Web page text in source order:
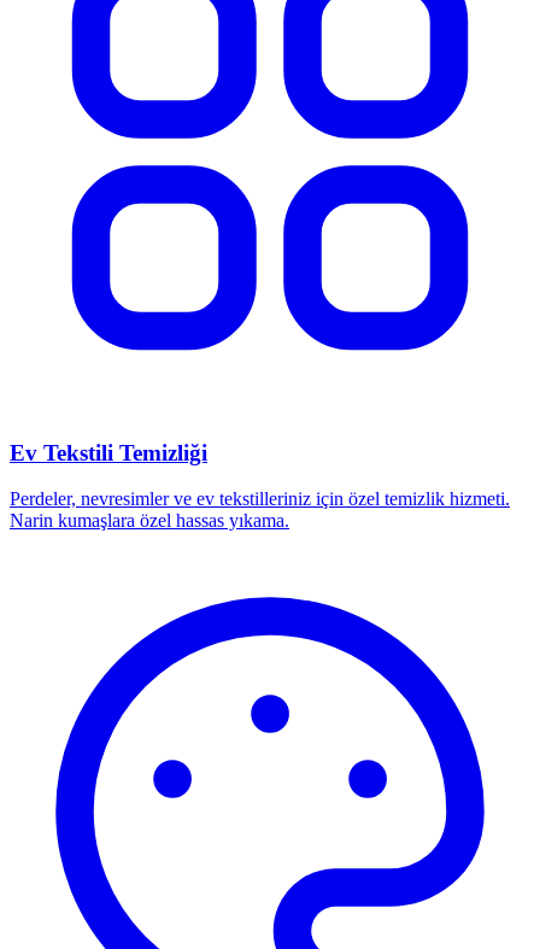
Ev Tekstili Temizliği
Perdeler, nevresimler ve ev tekstilleriniz için özel temizlik hizmeti.
Narin kumaşlara özel hassas yıkama.